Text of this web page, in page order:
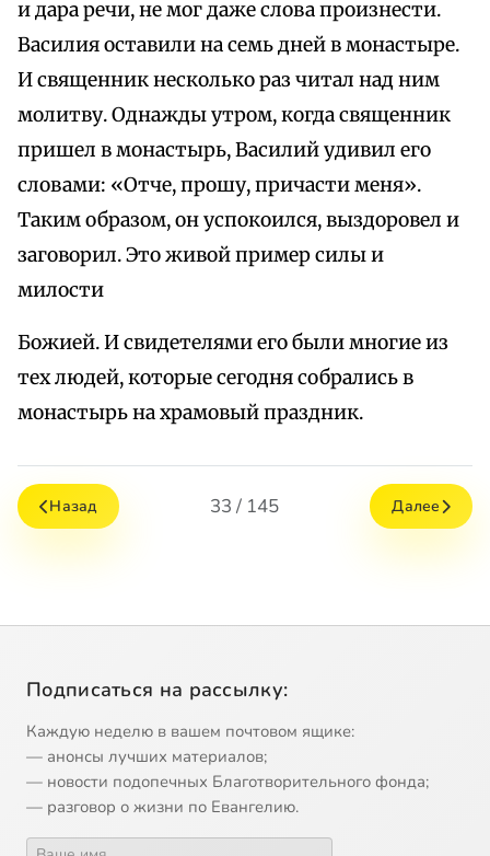
и дара речи, не мог даже слова произнести.
Василия оставили на семь дней в монастыре.
И священник несколько раз читал над ним
молитву. Однажды утром, когда священник
пришел в монастырь, Василий удивил его
словами: «Отче, прошу, причасти меня».
Таким образом, он успокоился, выздоровел и
заговорил. Это живой пример силы и
милости
Божией. И свидетелями его были многие из
тех людей, которые сегодня собрались в
монастырь на храмовый праздник.
Назад 33 / 145 Далее
Подписаться на рассылку:
Каждую неделю в вашем почтовом ящике:
— анонсы лучших материалов;
— новости подопечных Благотворительного фонда;
— разговор о жизни по Евангелию.